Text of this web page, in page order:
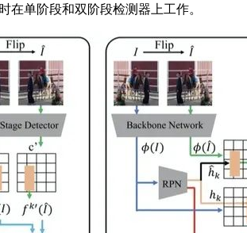
在单阶段和双阶段检测器上工作。